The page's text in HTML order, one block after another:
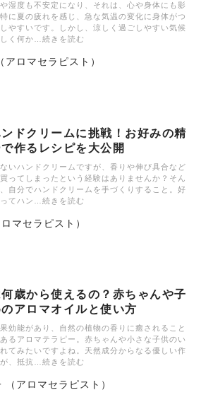
湿度も不安定になり、それは、心や身体にも影
に夏の疲れを感じ、急な気温の変化に身体がつ
やすいです。しかし、涼しく過ごしやすい気候
く何か…続きを読む
アロマセラピスト）
ドクリームに挑戦！お好みの精
作るレシピを大公開
いハンドクリームですが、香りや伸び具合など
ってしまったという経験はありませんか？そん
自分でハンドクリームを手づくりすること。好
てハン…続きを読む
マセラピスト）
歳から使えるの？赤ちゃんや子
アロマオイルと使い方
効能があり、自然の植物の香りに癒されること
るアロマテラピー。赤ちゃんや小さな子供のい
てみたいですよね。天然成分からなる優しい作
、抵抗…続きを読む
アロマセラピスト）